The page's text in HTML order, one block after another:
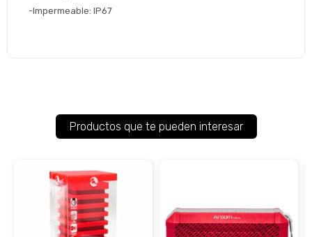
-Impermeable: IP67
Productos que te pueden interesar